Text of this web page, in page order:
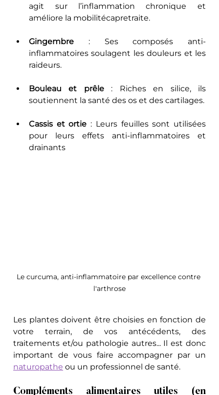
agit sur l’inflammation chronique et
améliore la mobilitécapretraite.
Gingembre : Ses composés anti-
inflammatoires soulagent les douleurs et les
raideurs.
Bouleau et prêle : Riches en silice, ils
soutiennent la santé des os et des cartilages.
Cassis et ortie : Leurs feuilles sont utilisées
pour leurs effets anti-inflammatoires et
drainants
Le curcuma, anti-inflammatoire par excellence contre
l'arthrose
Les plantes doivent être choisies en fonction de
votre terrain, de vos antécédents, des
traitements et/ou pathologie autres... Il est donc
naturopathe ou un professionnel de santé.
Compléments alimentaires utiles (en